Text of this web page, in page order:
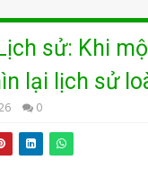
sử: Khi
lại lịch sử
0